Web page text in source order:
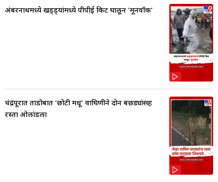
अंबरनाथमध्ये खड्ड्यांमध्ये पीपीई किट घालून 'मूनवॉक'
चंद्रपूरात ताडोबात 'छोटी मधू' वाघिणीने दोन बछड्यांसह
रस्ता ओलांडला